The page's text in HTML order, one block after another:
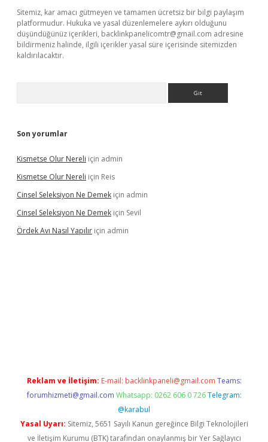
Sitemiz, kar amacı gütmeyen ve tamamen ücretsiz bir bilgi paylaşım
platformudur. Hukuka ve yasal düzenlemelere aykırı olduğunu
düşündüğünüz içerikleri, backlinkpanelicomtr@gmail.com adresine
bildirmeniz halinde, ilgili içerikler yasal süre içerisinde sitemizden
kaldırılacaktır.
Son yorumlar
Kismetse Olur Nereli için admin
Kismetse Olur Nereli için Reis
Cinsel Seleksiyon Ne Demek için admin
Cinsel Seleksiyon Ne Demek için Sevil
Ördek Avı Nasıl Yapılır için admin
Reklam ve İletişim: E-mail: backlinkpaneli@gmail.com Teams:
forumhizmeti@gmail.com Whatsapp: 0262 606 0 726 Telegram:
@karabul
Yasal Uyarı: Sitemiz, 5651 Sayılı Kanun gereğince Bilgi Teknolojileri
ve İletişim Kurumu (BTK) tarafından onaylanmış bir Yer Sağlayıcı